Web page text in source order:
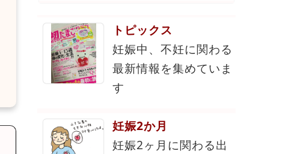
トピックス
妊娠中、不妊に関わる
最新情報を集めていま
す
妊娠2か月
妊娠2ヶ月に関わる出